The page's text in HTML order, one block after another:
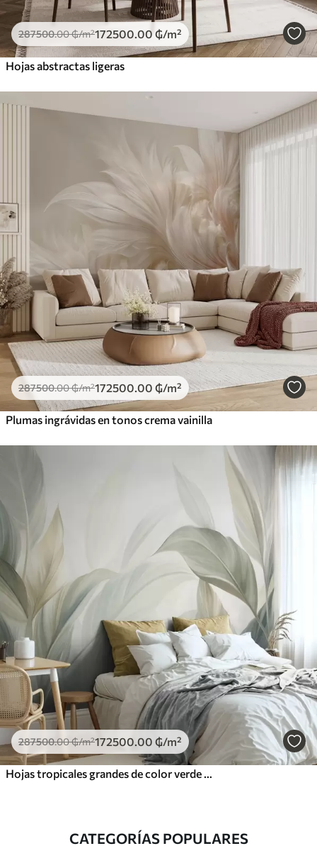
287500.00₲/m²172500 .00 ₲/m²
Hojas abstractas ligeras
287500.00₲/m²172500 .00 ₲/m²
Plumas ingrávidas en tonos crema vainilla
287500.00₲/m²172500 .00 ₲/m²
CATEGORÍAS POPULARES